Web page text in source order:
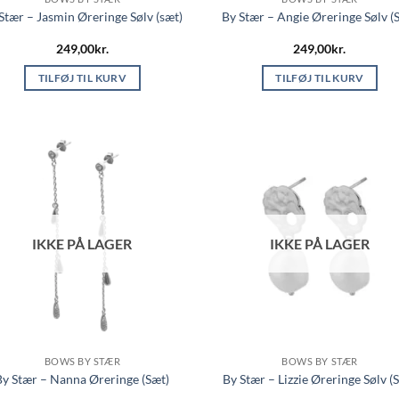
– Jasmin Øreringe Sølv (sæt)
249,00kr.
TILFØJ TIL KURV
By Stær – Angie Øreringe Sølv
249,00kr.
TILFØJ TIL KURV
IKKE PÅ LAGER
BOWS BY STÆR
Stær – Nanna Øreringe (Sæt)
IKKE PÅ LAGER
BOWS BY STÆR
By Stær – Lizzie Øreringe Sølv